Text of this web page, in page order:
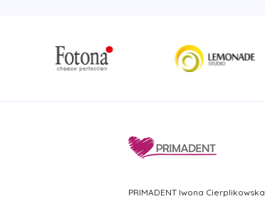
PRIMADENT Iwona Cierplikowska